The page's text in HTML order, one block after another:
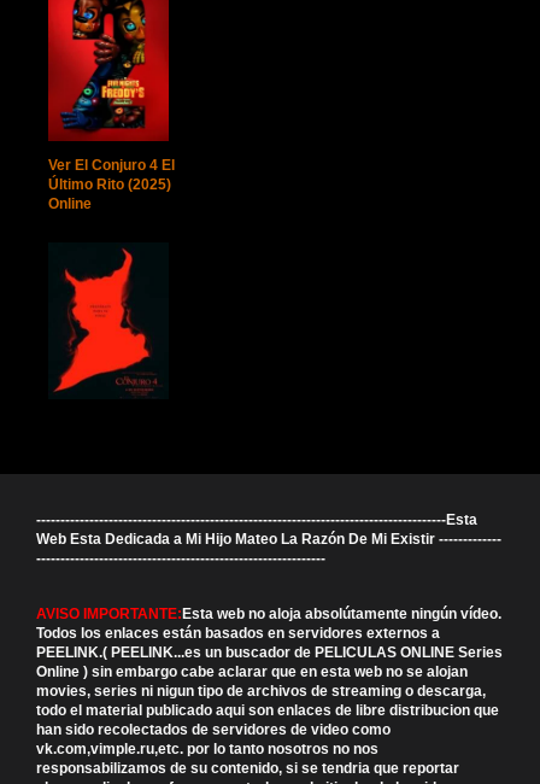
Ver El Conjuro 4 El
Último Rito (2025)
Online
-------------------------------------------------------------------------------------Esta
Web Esta Dedicada a Mi Hijo Mateo La Razón De Mi Existir -------------
------------------------------------------------------------
AVISO IMPORTANTE:Esta web no aloja absolútamente ningún vídeo.
Todos los enlaces están basados en servidores externos a
PEELINK.( PEELINK...es un buscador de PELICULAS ONLINE Series
Online ) sin embargo cabe aclarar que en esta web no se alojan
movies, series ni nigun tipo de archivos de streaming o descarga,
todo el material publicado aqui son enlaces de libre distribucion que
han sido recolectados de servidores de video como
vk.com,vimple.ru,etc. por lo tanto nosotros no nos
responsabilizamos de su contenido, si se tendria que reportar